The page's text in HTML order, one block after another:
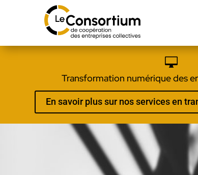

Transformation numérique des
En savoir plus sur nos services en